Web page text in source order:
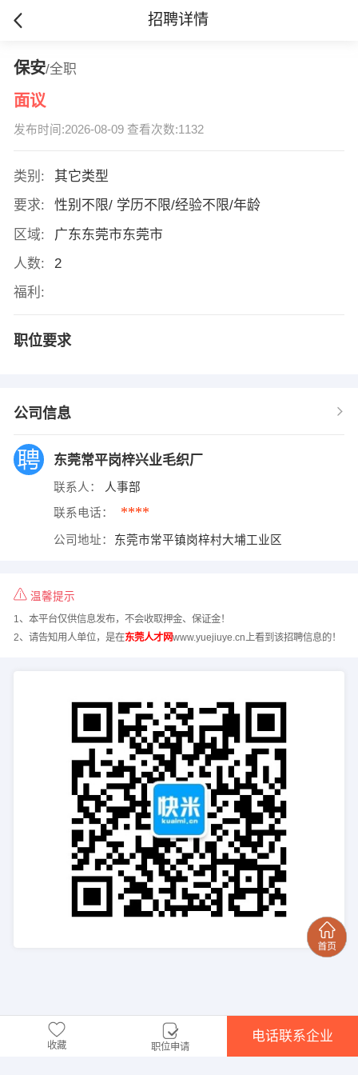
招聘详情
保安/全职
面议
发布时间:2026-08-09 查看次数:1132
类别:
其它类型
要求:
性别不限/ 学历不限/经验不限/年龄
区域:
广东东莞市东莞市
人数:
2
福利:
职位要求
公司信息
东莞常平岗梓兴业毛织厂
联系人： 人事部
联系电话： ****
公司地址： 东莞市常平镇岗梓村大埔工业区
温馨提示
1、本平台仅供信息发布，不会收取押金、保证金！
2、请告知用人单位，是在东莞人才网www.yuejiuye.cn上看到该招聘信息的！
收藏 职位申请
电话联系企业